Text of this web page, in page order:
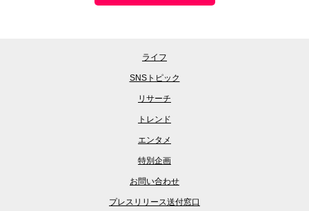
ライフ
SNSトピック
リサーチ
トレンド
エンタメ
特別企画
お問い合わせ
プレスリリース送付窓口